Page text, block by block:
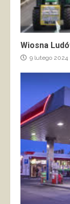
Wiosna
9 lutego 2024